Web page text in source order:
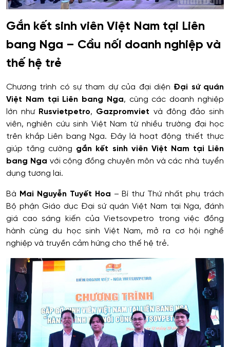
Gắn kết sinh viên Việt Nam tại Liên
bang Nga – Cầu nối doanh nghiệp và
thế hệ trẻ
Chương trình có sự tham dự của đại diện Đại sứ quán
Việt Nam tại Liên bang Nga, cùng các doanh nghiệp
lớn như Rusvietpetro, Gazpromviet và đông đảo sinh
viên, nghiên cứu sinh Việt Nam từ nhiều trường đại học
trên khắp Liên bang Nga. Đây là hoạt động thiết thực
giúp tăng cường gắn kết sinh viên Việt Nam tại Liên
bang Nga với cộng đồng chuyên môn và các nhà tuyển
dụng tương lai.
Bà Mai Nguyễn Tuyết Hoa – Bí thư Thứ nhất phụ trách
Bộ phận Giáo dục Đại sứ quán Việt Nam tại Nga, đánh
giá cao sáng kiến của Vietsovpetro trong việc đồng
hành cùng du học sinh Việt Nam, mở ra cơ hội nghề
nghiệp và truyền cảm hứng cho thế hệ trẻ.